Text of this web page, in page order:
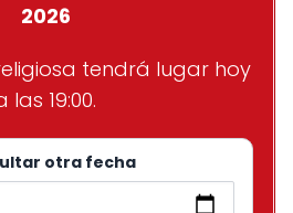
2026
tendrá lugar hoy
las 19:00.
otra fecha